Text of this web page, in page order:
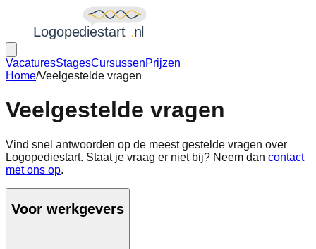
VacaturesStagesCursussenPrijzen
Home/Veelgestelde vragen
Veelgestelde vragen
Vind snel antwoorden op de meest gestelde vragen over
Logopediestart. Staat je vraag er niet bij? Neem dan contact
met ons op.
Voor werkgevers